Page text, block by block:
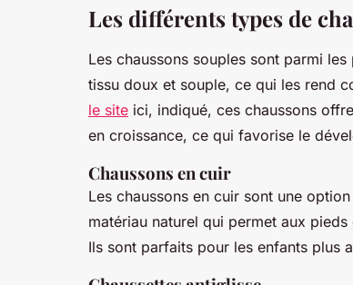
Les différents types de
Les chaussons souples sont parmi
tissu doux et souple, ce qui les rend
le site ici, indiqué, ces chaussons
en croissance, ce qui favorise le
Chaussons en cuir
Les chaussons en cuir sont une
matériau naturel qui permet aux
Ils sont parfaits pour les enfants plus